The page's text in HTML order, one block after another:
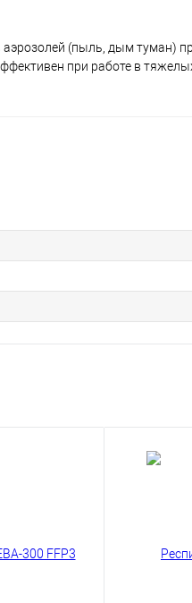
(пыль, дым туман)
при работе в